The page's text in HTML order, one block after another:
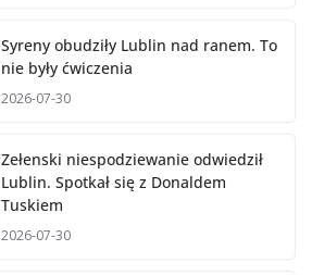
Syreny obudziły Lublin nad ranem. To
nie były ćwiczenia
2026-07-30
Zełenski niespodziewanie odwiedził
Lublin. Spotkał się z Donaldem
Tuskiem
2026-07-30